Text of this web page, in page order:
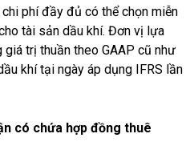
phí đầy đủ có thể chọn miễn
tài sản dầu khí. Đơn vị lựa
trị thuần theo GAAP cũ như
khí tại ngày áp dụng IFRS lần
có chứa hợp đồng thuê